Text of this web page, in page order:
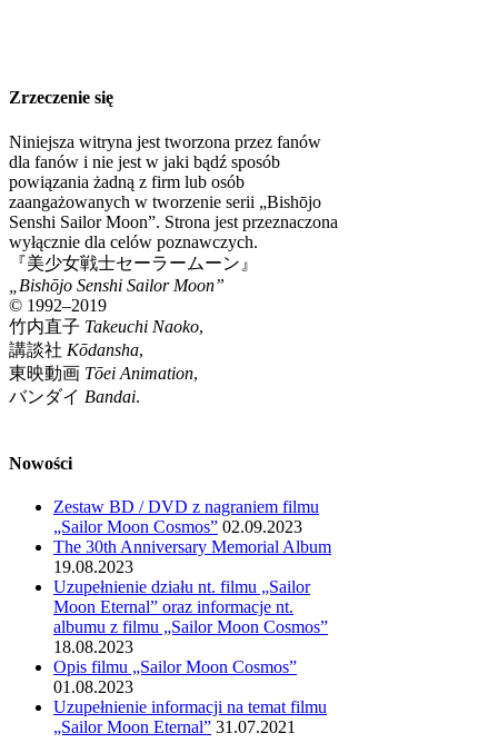
Zrzeczenie się
Niniejsza witryna jest tworzona przez fanów
dla fanów i nie jest w jaki bądź sposób
powiązania żadną z firm lub osób
zaangażowanych w tworzenie serii „Bishōjo
Senshi Sailor Moon”. Strona jest przeznaczona
wyłącznie dla celów poznawczych.
『美少女戦士セーラームーン』
„Bishōjo Senshi Sailor Moon”
© 1992–2019
竹内直子 Takeuchi Naoko,
講談社 Kōdansha,
東映動画 Tōei Animation,
バンダイ Bandai.
Nowości
Zestaw BD / DVD z nagraniem filmu
„Sailor Moon Cosmos” 02.09.2023
The 30th Anniversary Memorial Album
19.08.2023
Uzupełnienie działu nt. filmu „Sailor
Moon Eternal” oraz informacje nt.
albumu z filmu „Sailor Moon Cosmos”
18.08.2023
Opis filmu „Sailor Moon Cosmos”
01.08.2023
Uzupełnienie informacji na temat filmu
„Sailor Moon Eternal” 31.07.2021